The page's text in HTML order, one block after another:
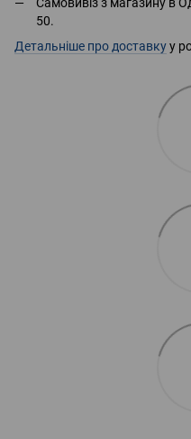
50.
Детальніше про доставкуу